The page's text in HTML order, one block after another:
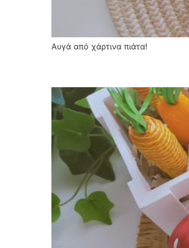
Αυγά από χάρτινα πιάτα!